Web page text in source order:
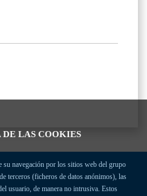
LAS COOKIES
su navegación por los sitios web del grupo
terceros (ficheros de datos anónimos), las
usuario, de manera no intrusiva. Estos